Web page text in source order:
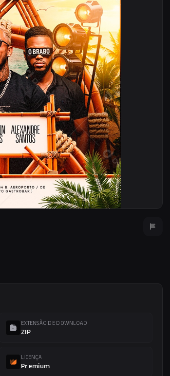
EXTENSÃO DE DOWNLOAD
ZIP
LICENÇA
Premium